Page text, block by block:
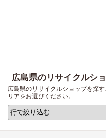
広島県のリサイクルシ
広島県のリサイクルショップを探
リアをお選びください。